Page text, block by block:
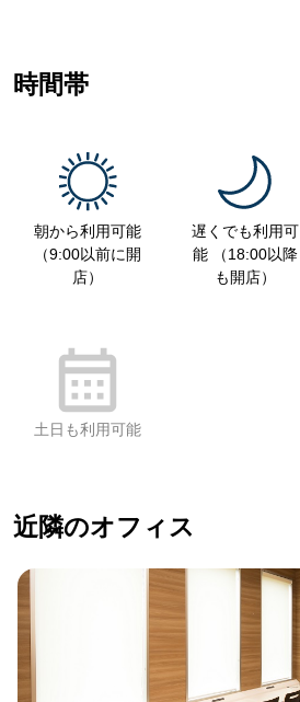
時間帯
朝から利用可能
（9:00以前に開
店）
遅くでも利用可
能 （18:00以降
も開店）
土日も利用可能
近隣のオフィス